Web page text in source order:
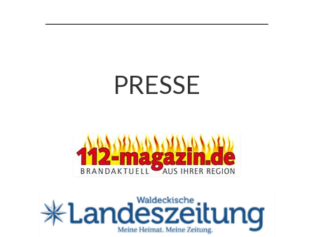
2015 LF 16 „verlässt“ Feuerwehr
historische Fotos
Ehemalige Fahrzeuge
Jahresrückblicke
Jahresrückblick 2016
PRESSE